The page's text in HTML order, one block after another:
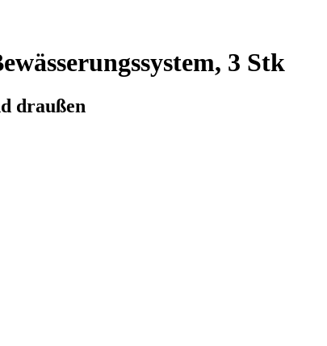
3 Stk
draußen